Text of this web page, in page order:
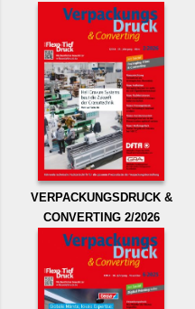
VERPACKUNGSDRUCK &
CONVERTING 2/2026